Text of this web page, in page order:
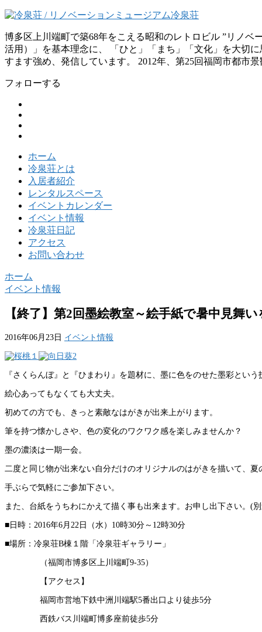
博多区上川端町で築68年をこえる昭和のレトロビル ”リノ
活用）」を基本理念に、 「ひと」「まち」「文化」を大切
すます強め、発信しています。 2012年、第25回福岡市都市
フォローする
ホーム
冷泉荘とは
入居者紹介
レンタルスペース
イベントカレンダー
イベント情報
冷泉荘日記
アクセス
お問い合わせ
ホーム
イベント情報
【終了】第2回墨絵教室～絵手紙で暑中見舞
2016年06月23日 イベント情報
『さくらんぼ』と『ひまわり』を題材に、墨に色をのせた墨彩という
絵心あってもなくても大丈夫。
初めての方でも、きっと素敵なはがきが出来上がります。
筆を持つ懐かしさや、色の変化のワクワク感を楽しみませんか？
墨の濃淡は一期一会。
二度と同じ物が出来ない自分だけのオリジナルのはがきを描いて、夏
手ぶらで気軽にご参加下さい。
また、台紙をうちわにかえて描く事も出来ます。お申し出下さい。(
■日時：2016年6月22日（水）10時30分～12時30分
■場所：冷泉荘B棟１階「冷泉荘ギャラリー」
（福岡市博多区上川端町9-35）
【アクセス】
福岡市営地下鉄中洲川端駅5番出口より徒歩5分
西鉄バス川端町博多座前徒歩5分